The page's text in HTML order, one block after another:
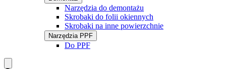
Narzędzia do demontażu
Skrobaki do folii okiennych
Skrobaki na inne powierzchnie
Narzędzia PPF
Do PPF